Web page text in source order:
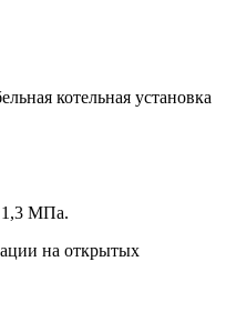
котельная установка
1,3 МПа.
на открытых